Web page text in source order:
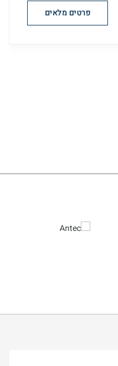
פרטים מלאים